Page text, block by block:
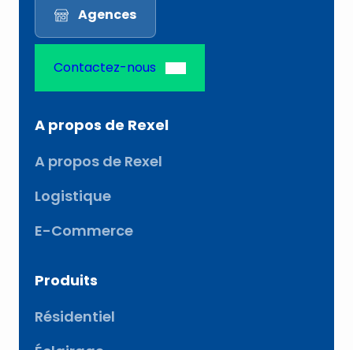
Agences
Contactez-nous
A propos de Rexel
A propos de Rexel
Logistique
E-Commerce
Produits
Résidentiel